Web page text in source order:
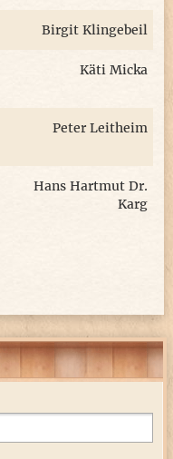
Birgit Klingebeil
Käti Micka
Peter Leitheim
Hans Hartmut Dr.
Karg